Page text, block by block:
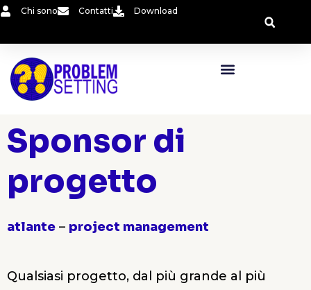
Vai
contenuto
Chi sono Contatti Download
Sponsor di
progetto
atlante – project management
Qualsiasi progetto, dal più grande al più